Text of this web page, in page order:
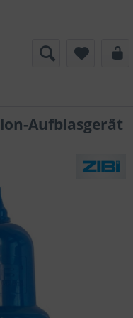
Aufblasgerät